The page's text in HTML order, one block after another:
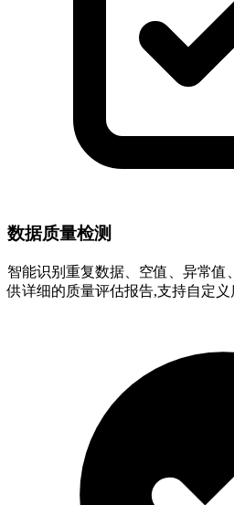
数据质量检测
智能识别重复数据、空值、异常值
供详细的质量评估报告,支持自定义